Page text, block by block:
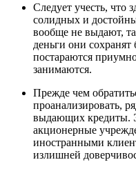
Следует учесть, что
солидных и
вообще не выдают,
деньги они
постараются
занимаются.
Прежде чем
проанализировать,
выдающих кредиты.
акционерные
иностранными
излишней